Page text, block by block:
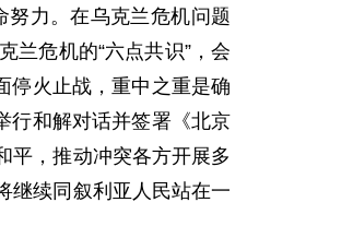
努力。在乌克兰危机问题
兰危机的“六点共识”，会
停火止战，重中之重是确
行和解对话并签署《北京
平，推动冲突各方开展多
继续同叙利亚人民站在一